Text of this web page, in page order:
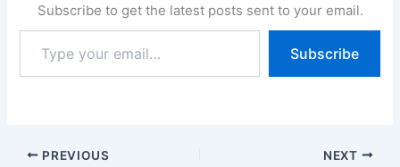
Subscribe to get the latest posts sent to your email.
Subscribe
PREVIOUS NEXT